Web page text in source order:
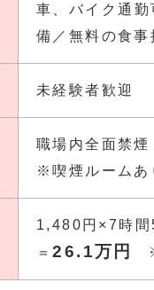
車、バイク通
備／無料の食事
未経験者歓迎
職場内全面禁煙
※喫煙ルームあ
1,480円×7時間
＝26.1万円